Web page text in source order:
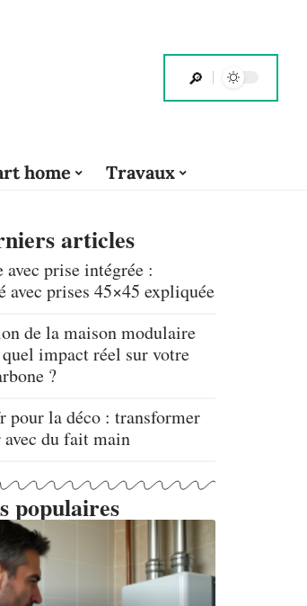
home Travaux
articles
avec prise intégrée :
prises 45×45 expliquée
de la maison modulaire
impact réel sur votre
?
pour la déco : transformer
du fait main
populaires